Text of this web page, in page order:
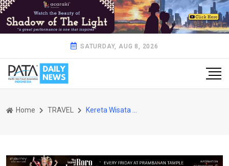
SATURDAY, AUG 8, 2026
Home TRAVEL Kereta Wisata Donasi Paket Sembako dan APD